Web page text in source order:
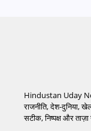
Hindustan Uday
राजनीति, देश-दुनिया,
सटीक, निष्पक्ष और